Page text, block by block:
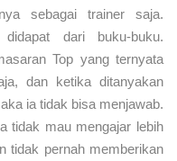
sebagai trainer saja.
dari buku-buku.
Top yang ternyata
dan ketika ditanyakan
ia tidak bisa menjawab.
tidak mau mengajar lebih
tidak pernah memberikan